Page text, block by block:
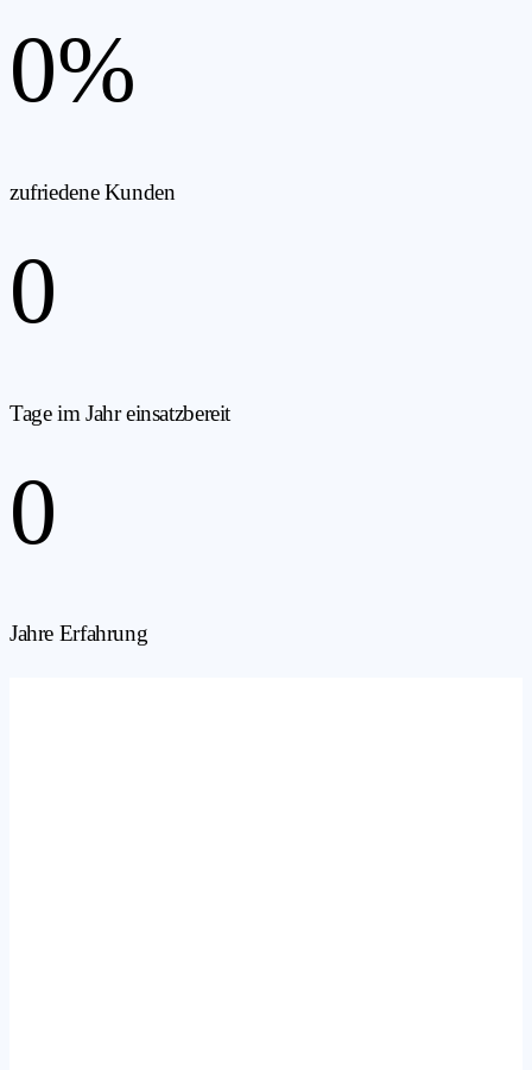
0%
zufriedene Kunden
0
Tage im Jahr einsatzbereit
0
Jahre Erfahrung